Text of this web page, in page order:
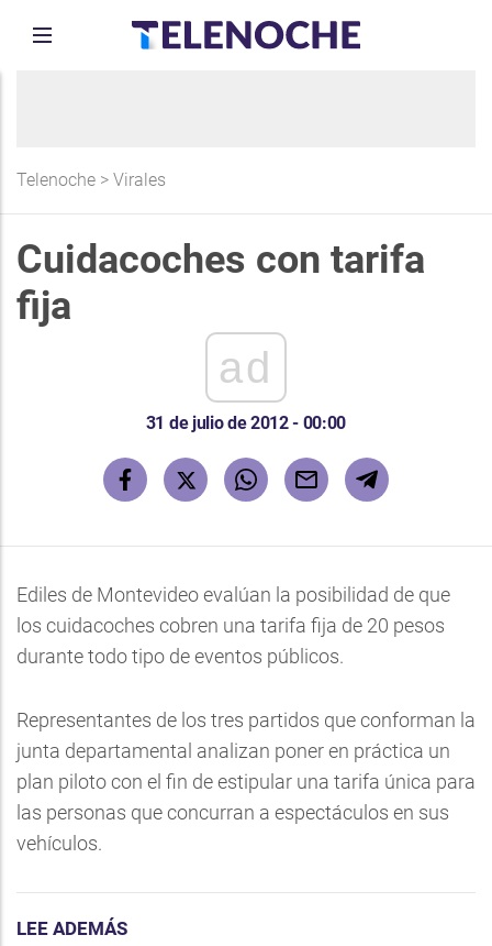
Telenoche > Virales
Cuidacoches con tarifa
fija
ad
31 de julio de 2012 - 00:00
Ediles de Montevideo evalúan la posibilidad de que
los cuidacoches cobren una tarifa fija de 20 pesos
durante todo tipo de eventos públicos.
Representantes de los tres partidos que conforman la
junta departamental analizan poner en práctica un
plan piloto con el fin de estipular una tarifa única para
las personas que concurran a espectáculos en sus
vehículos.
LEE ADEMÁS